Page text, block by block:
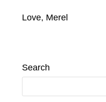
Love, Merel
Search